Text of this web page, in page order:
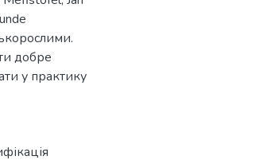
добре
у практику